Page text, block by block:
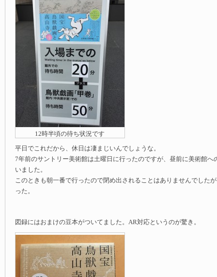
12時半頃の待ち状況です
平日でこれだから、休日は凄まじいんでしょうな。
7年前のサントリー美術館は土曜日に行ったのですが、昼前に美術館へ
いました。
このときも朝一番で行ったので閉め出されることはありませんでした
った。
図録にはおまけの豆本がついてました。AR対応というのが驚き。